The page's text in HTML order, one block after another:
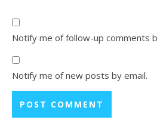
Notify me of follow-up comments
Notify me of new posts by email.